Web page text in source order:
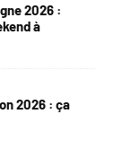
2026 :
à
2026 : ça